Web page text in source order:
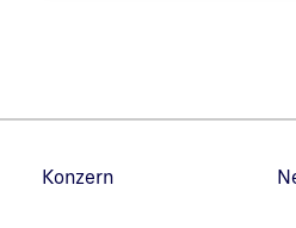
Konzern